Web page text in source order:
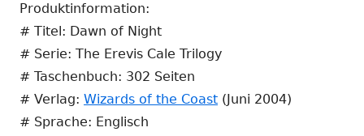
Produktinformation:
# Titel: Dawn of Night
# Serie: The Erevis Cale Trilogy
# Taschenbuch: 302 Seiten
# Verlag: Wizards of the Coast (Juni 2004)
# Sprache: Englisch